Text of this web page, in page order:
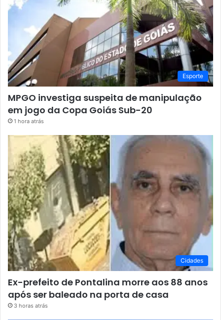
Esporte
MPGO investiga suspeita de manipulação
em jogo da Copa Goiás Sub-20
1 hora atrás
Cidades
Ex-prefeito de Pontalina morre aos 88 anos
após ser baleado na porta de casa
3 horas atrás